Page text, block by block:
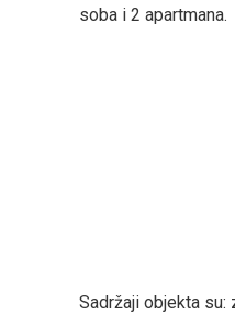
soba i 2 apartmana.
Sadržaji objekta